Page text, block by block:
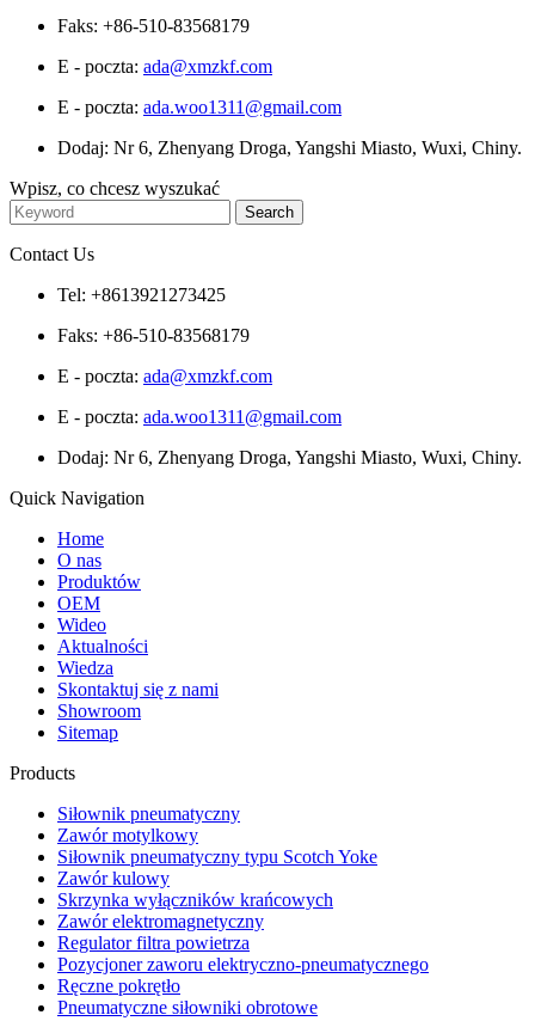
Faks: +86-510-83568179
E - poczta: ada@xmzkf.com
E - poczta: ada.woo1311@gmail.com
Dodaj: Nr 6, Zhenyang Droga, Yangshi Miasto, Wuxi, Chiny.
Wpisz, co chcesz wyszukać
Contact Us
Tel: +8613921273425
Faks: +86-510-83568179
E - poczta: ada@xmzkf.com
E - poczta: ada.woo1311@gmail.com
Dodaj: Nr 6, Zhenyang Droga, Yangshi Miasto, Wuxi, Chiny.
Quick Navigation
Home
O nas
Produktów
OEM
Wideo
Aktualności
Wiedza
Skontaktuj się z nami
Showroom
Sitemap
Products
Siłownik pneumatyczny
Zawór motylkowy
Siłownik pneumatyczny typu Scotch Yoke
Zawór kulowy
Skrzynka wyłączników krańcowych
Zawór elektromagnetyczny
Regulator filtra powietrza
Pozycjoner zaworu elektryczno-pneumatycznego
Ręczne pokrętło
Pneumatyczne siłowniki obrotowe